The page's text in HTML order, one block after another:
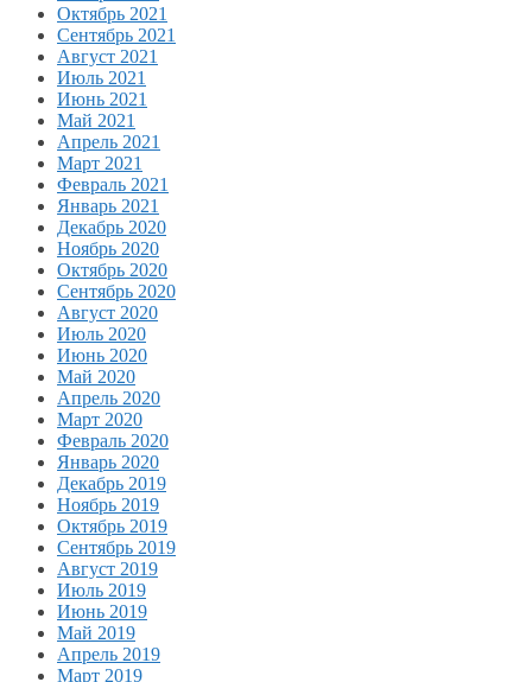
Октябрь 2021
Сентябрь 2021
Август 2021
Июль 2021
Июнь 2021
Май 2021
Апрель 2021
Март 2021
Февраль 2021
Январь 2021
Декабрь 2020
Ноябрь 2020
Октябрь 2020
Сентябрь 2020
Август 2020
Июль 2020
Июнь 2020
Май 2020
Апрель 2020
Март 2020
Февраль 2020
Январь 2020
Декабрь 2019
Ноябрь 2019
Октябрь 2019
Сентябрь 2019
Август 2019
Июль 2019
Июнь 2019
Май 2019
Апрель 2019
Март 2019